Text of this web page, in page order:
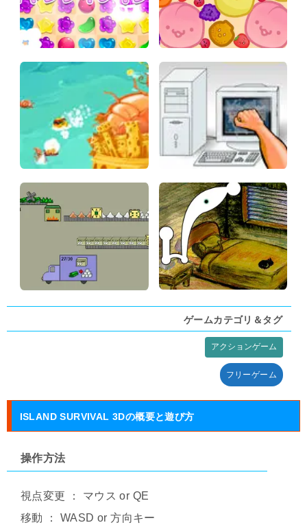
ゲームカテゴリ＆タグ
アクションゲーム
フリーゲーム
ISLAND SURVIVAL 3Dの概要と遊び方
操作方法
視点変更 ： マウス or QE
移動 ： WASD or 方向キー